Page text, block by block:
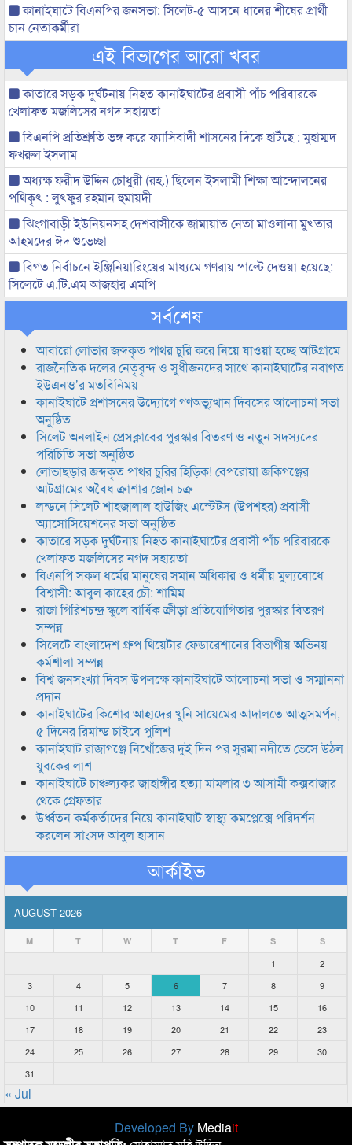
কানাইঘাটে বিএনপির জনসভা: সিলেট-৫ আসনে ধানের শীষের প্রার্থী
চান নেতাকর্মীরা
এই বিভাগের আরো খবর
কাতারে সড়ক দুর্ঘটনায় নিহত কানাইঘাটের প্রবাসী পাঁচ পরিবারকে
খেলাফত মজলিসের নগদ সহায়তা
বিএনপি প্রতিশ্রুতি ভঙ্গ করে ফ্যাসিবাদী শাসনের দিকে হাটঁছে : মুহাম্মদ
ফখরুল ইসলাম
অধ্যক্ষ ফরীদ উদ্দিন চৌধুরী (রহ.) ছিলেন ইসলামী শিক্ষা আন্দোলনের
পথিকৃৎ : লুৎফুর রহমান হুমায়দী
ঝিংগাবাড়ী ইউনিয়নসহ দেশবাসীকে জামায়াত নেতা মাওলানা মুখতার
আহমদের ঈদ শুভেচ্ছা
বিগত নির্বাচনে ইঞ্জিনিয়ারিংয়ের মাধ্যমে গণরায় পাল্টে দেওয়া হয়েছে:
সিলেটে এ.টি.এম আজহার এমপি
সর্বশেষ
আবারো লোভার জব্দকৃত পাথর চুরি করে নিয়ে যাওয়া হচ্ছে আটগ্রামে
রাজনৈতিক দলের নেতৃবৃন্দ ও সুধীজনদের সাথে কানাইঘাটের নবাগত
ইউএনও’র মতবিনিময়
কানাইঘাটে প্রশাসনের উদ্যোগে গণঅভ্যুত্থান দিবসের আলোচনা সভা
অনুষ্ঠিত
সিলেট অনলাইন প্রেসক্লাবের পুরস্কার বিতরণ ও নতুন সদস্যদের
পরিচিতি সভা অনুষ্ঠিত
লোভাছড়ার জব্দকৃত পাথর চুরির হিড়িক! বেপরোয়া জকিগঞ্জের
আটগ্রামের অবৈধ ক্রাশার জোন চক্র
লন্ডনে সিলেট শাহজালাল হাউজিং এস্টেটস (উপশহর) প্রবাসী
অ্যাসোসিয়েশনের সভা অনুষ্ঠিত
কাতারে সড়ক দুর্ঘটনায় নিহত কানাইঘাটের প্রবাসী পাঁচ পরিবারকে
খেলাফত মজলিসের নগদ সহায়তা
বিএনপি সকল ধর্মের মানুষের সমান অধিকার ও ধর্মীয় মুল্যবোধে
বিশ্বাসী: আবুল কাহের চৌ: শামিম
রাজা গিরিশচন্দ্র স্কুলে বার্ষিক ক্রীড়া প্রতিযোগিতার পুরস্কার বিতরণ
সম্পন্ন
সিলেটে বাংলাদেশ গ্রুপ থিয়েটার ফেডারেশানের বিভাগীয় অভিনয়
কর্মশালা সম্পন্ন
বিশ্ব জনসংখ্যা দিবস উপলক্ষে কানাইঘাটে আলোচনা সভা ও সম্মাননা
প্রদান
কানাইঘাটের কিশোর আহাদের খুনি সায়েমের আদালতে আত্মসমর্পন,
৫ দিনের রিমান্ড চাইবে পুলিশ
কানাইঘাট রাজাগঞ্জে নিখোঁজের দুই দিন পর সুরমা নদীতে ভেসে উঠল
যুবকের লাশ
কানাইঘাটে চাঞ্চল্যকর জাহাঙ্গীর হত্যা মামলার ৩ আসামী কক্সবাজার
থেকে গ্রেফতার
উর্ধ্বতন কর্মকর্তাদের নিয়ে কানাইঘাট স্বাস্থ্য কমপ্লেক্সে পরিদর্শন
করলেন সাংসদ আবুল হাসান
আর্কাইভ
AUGUST 2026
M T W T F S S
1
2
3
4 5 6 7 8
9
10
11 12 13 14 15
16
17
18 19 20 21 22
23
24
25 26 27 28 29
30
31
« Jul
Developed By Mediait